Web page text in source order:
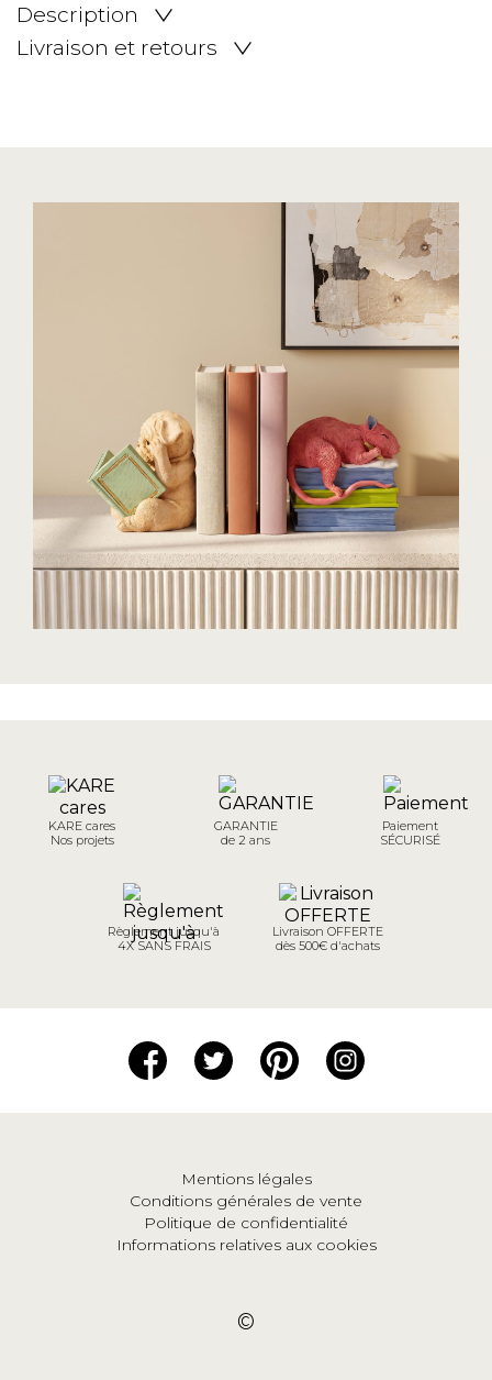
Description
Livraison et retours
KARE cares
Nos projets
GARANTIE
de 2 ans
Paiement
SÉCURISÉ
Règlement jusqu'à
4X SANS FRAIS
Livraison OFFERTE
dès 500€ d'achats
Mentions légales
Conditions générales de vente
Politique de confidentialité
Informations relatives aux cookies
©